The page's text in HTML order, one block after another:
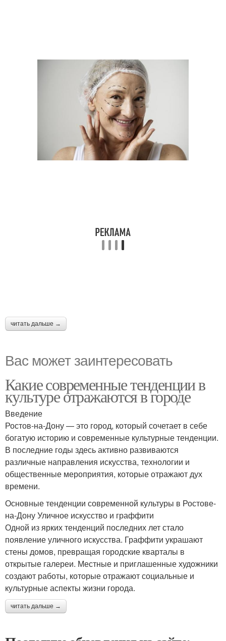
читать дальше →
Вас может заинтересовать
Какие современные тенденции в
культуре отражаются в городе
Введение
Ростов-на-Дону — это город, который сочетает в себе
богатую историю и современные культурные тенденции.
В последние годы здесь активно развиваются
различные направления искусства, технологии и
общественные мероприятия, которые отражают дух
времени.
Основные тенденции современной культуры в Ростове-
на-Дону Уличное искусство и граффити
Одной из ярких тенденций последних лет стало
появление уличного искусства. Граффити украшают
стены домов, превращая городские кварталы в
открытые галереи. Местные и приглашенные художники
создают работы, которые отражают социальные и
культурные аспекты жизни города.
читать дальше →